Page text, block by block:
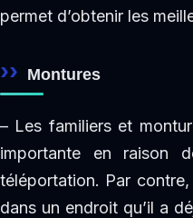
permet d’obtenir les
Montures
– Les familiers et
importante en raison
téléportation. Par
dans un endroit qu’il a